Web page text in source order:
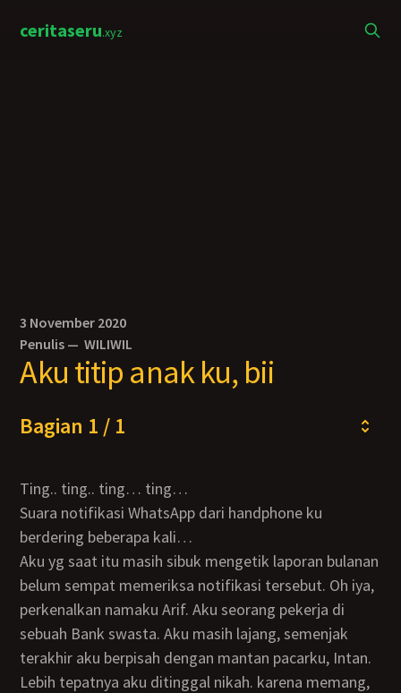
ceritaseru.xyz
3 November 2020
Penulis —WILIWIL
Aku titip anak ku, bii
Bagian 1 / 1
Ting.. ting.. ting… ting…
Suara notifikasi WhatsApp dari handphone ku
berdering beberapa kali…
Aku yg saat itu masih sibuk mengetik laporan bulanan
belum sempat memeriksa notifikasi tersebut. Oh iya,
perkenalkan namaku Arif. Aku seorang pekerja di
sebuah Bank swasta. Aku masih lajang, semenjak
terakhir aku berpisah dengan mantan pacarku, Intan.
Lebih tepatnya aku ditinggal nikah. karena memang,